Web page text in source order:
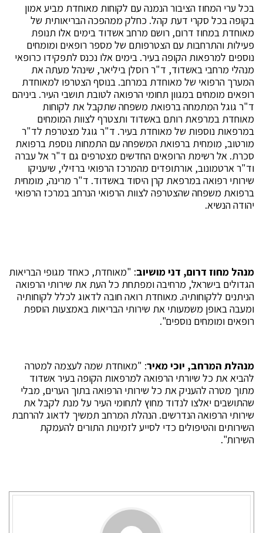
בכל ערי המחוז הציבור הנמנה עם לקוחות מאוחדת מביע אמון
בקופה בכל סקרי דעת קהל. כחלק ממהפכה הבריאותית של
מאוחדת במחוז דרום, רושם מרחב אשדוד בימים אלו תנופת
פעילות והתרחבות עם הצטרפותם של מספר רופאים ומומחים
נוספים למרפאות הקופה בעיר. בימים אלו נכנס לתפקידו כרופאי
מנהלי מרחבי באשדוד, ד"ר רוסלן ביליאר, שינהל מעתה את
המערך הרפואי של מאוחדת במרחב. בנוסף הצטרפו למאוחדת
רופאים מומחים במגוון תחומי הרפואה לטובת תושבי העיר. ביניהם
ד"ר גוגל המתמחה ברפואת משפחה שתקבל את לקוחות
מאוחדת במרפאת רותם באשדוד ותצטרף לצוות המומחים
במרפאות נוספות של מאוחדת בעיר. ד"ר גוגל מצטרפת לד"ר
מורטוב, מומחית ברפואת המשפחה עם התמחות נוספת ברפואת
סכרת. אל רשימת הרופאים החדשים מצטרפים גם ד"ר אל עברה
וד"ר ארטמונוב, אורתופדים מהמרכז הרפואי ברזילי, שיעניקו
שירותי רפואה במרפאת קרן היסוד באשדוד. ד"ר מרינה, מומחית
ברפואת משפחה שהצטרפה לצוות הרפואי הנרחב במרכז הרפואי
יהודה הנשיא.
מנהל מחוז דרום, דני מושיוב: "מאוחדת, כאחד מגופי הבריאות
הגדולים בישראל, מרחיבה ומפתחת כל העת את שירותי הרפואה
הניתנים ללקוחותיה. מאוחדת רואה חובה לדאוג לכלל לקוחותיה
ומעבה באופן משמעותי את שירותי הבריאות באמצעות הוספת
רופאים ומומחים נוספים".
מנהלת המרחב, יוכי מאיר: "מאוחדת שמה לעצמה למטרה
להביא את כל שיורתי הרפואה למרפאות הקופה בעיר אשדוד
מתוך מטרה להעניק את כל שירותי הרפואה בתוך הערים, מבלי
שהתושבים יאלצו לנדוד מחוץ לתחומי העיר על מנת לקבל את
שירותי הרפואה הנדרשים. הנהלת המרחב תמשיך לדאוג להרחבת
השירותים והטיפולים כדי לסייע לזמינות התורים להעמקת
השירות".